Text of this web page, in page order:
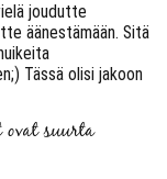
joudutte
äänestämään. Sitä
Tässä olisi jakoon
suurta